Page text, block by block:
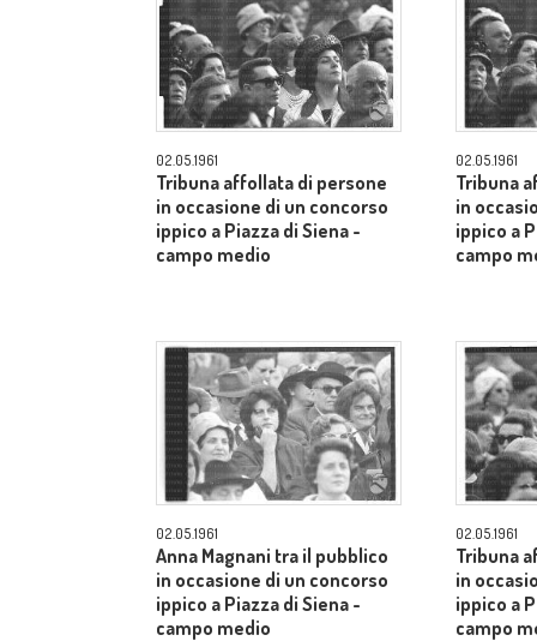
02.05.1961
Tribuna affollata di persone
in occasione di un concorso
ippico a Piazza di Siena -
campo medio
02.05.1961
Tribuna
in
ippico a
campo
02.05.1961
Anna Magnani tra il pubblico
in occasione di un concorso
ippico a Piazza di Siena -
campo medio
02.05.1961
Tribuna
in
ippico a
campo